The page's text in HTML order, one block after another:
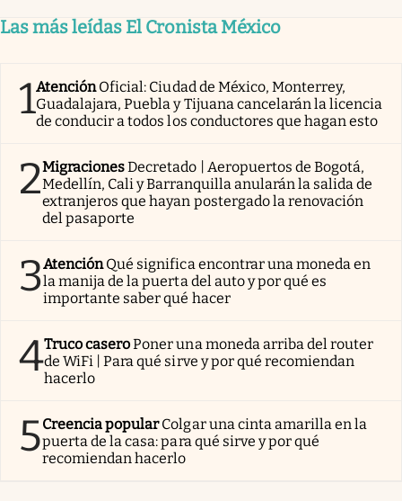
Las más leídas El Cronista México
1AtenciónOficial: Ciudad de México, Monterrey,
Guadalajara, Puebla y Tijuana cancelarán la licencia
de conducir a todos los conductores que hagan esto
2MigracionesDecretado | Aeropuertos de Bogotá,
Medellín, Cali y Barranquilla anularán la salida de
extranjeros que hayan postergado la renovación
del pasaporte
3AtenciónQué significa encontrar una moneda en
la manija de la puerta del auto y por qué es
importante saber qué hacer
4Truco caseroPoner una moneda arriba del router
de WiFi | Para qué sirve y por qué recomiendan
hacerlo
5Creencia popularColgar una cinta amarilla en la
puerta de la casa: para qué sirve y por qué
recomiendan hacerlo